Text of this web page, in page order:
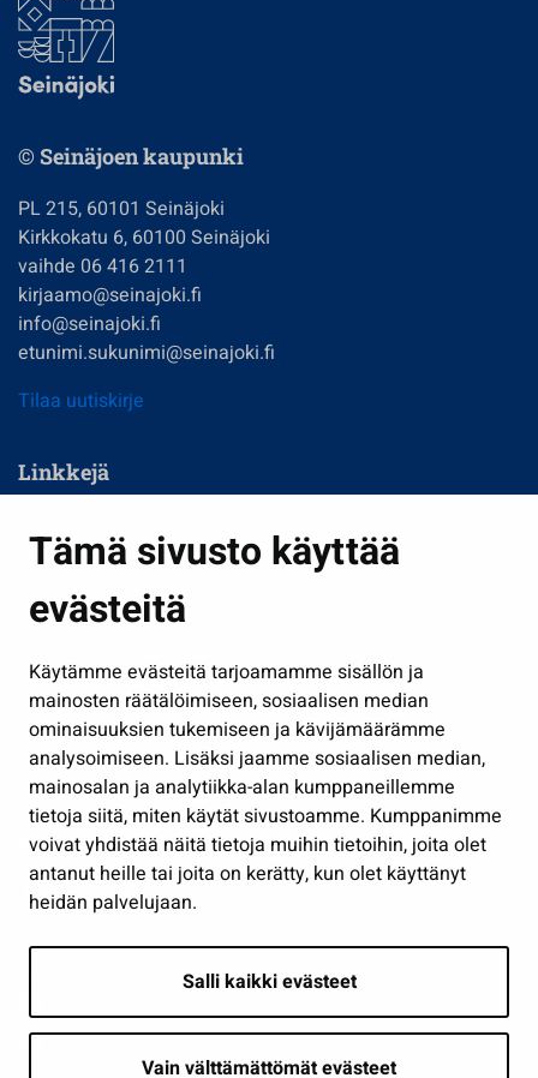
Tämä sivusto käyttää
evästeitä
Käytämme evästeitä tarjoamamme sisällön ja
mainosten räätälöimiseen, sosiaalisen median
ominaisuuksien tukemiseen ja kävijämäärämme
analysoimiseen. Lisäksi jaamme sosiaalisen median,
mainosalan ja analytiikka-alan kumppaneillemme
tietoja siitä, miten käytät sivustoamme. Kumppanimme
voivat yhdistää näitä tietoja muihin tietoihin, joita olet
antanut heille tai joita on kerätty, kun olet käyttänyt
heidän palvelujaan.
Salli kaikki evästeet
Vain välttämättömät evästeet
© Seinäjoen kaupunki
PL 215, 60101 Seinäjoki
Kirkkokatu 6, 60100 Seinäjoki
vaihde 06 416 2111
kirjaamo@seinajoki.fi
info@seinajoki.fi
etunimi.sukunimi@seinajoki.fi
Tilaa uutiskirje
Linkkejä
Kasvatus ja opetus
Kulttuuri ja liikunta
Työ ja yrittäminen
Osallistu ja asioi
Näytä omat evästeasetukseni
Seuraa meitä